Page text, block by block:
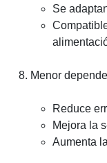
Se
Menor
Reduce
Mejora la
Aumenta